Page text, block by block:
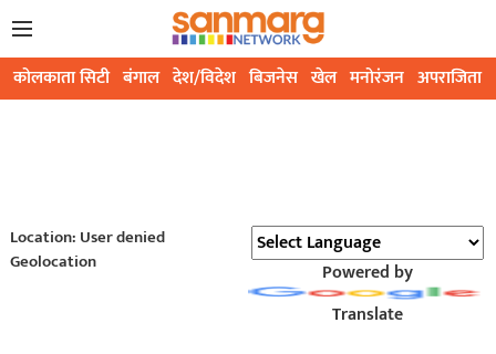
कोलकाता सिटी बंगाल देश/विदेश बिजनेस खेल मनोरंजन अपराजिता
Location: User denied
Geolocation
Powered by
Translate